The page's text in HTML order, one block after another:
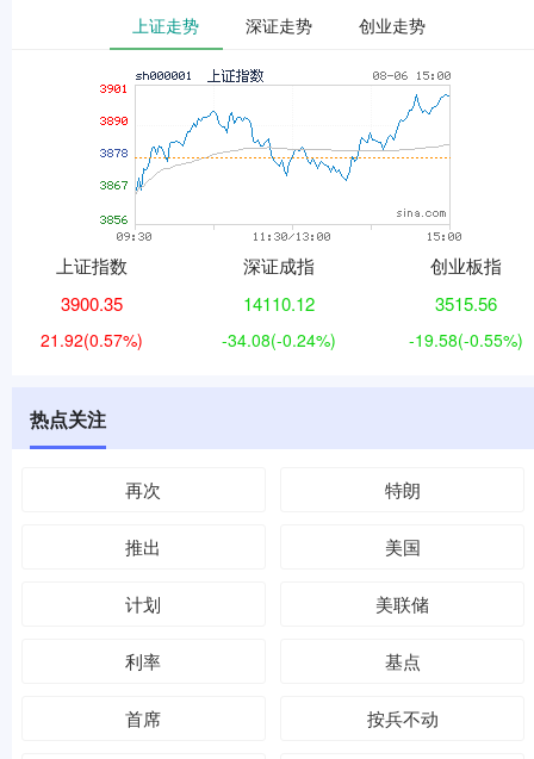
上证走势 深证走势 创业走势
上证指数
3900.35
21.92(0.57%)
深证成指
14110.12
-34.08(-0.24%)
创业板指
3515.56
-19.58(-0.55%)
热点关注
再次 特朗
推出 美国
计划 美联储
利率 基点
首席 按兵不动